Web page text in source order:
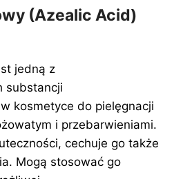
(Azealic Acid)
jedną z
substancji
kosmetyce do pielęgnacji
i przebarwieniami.
cechuje go także
Mogą stosować go